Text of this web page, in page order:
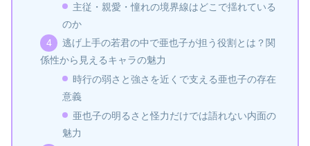
主従・親愛・憧れの境界線はどこで揺れている
のか
逃げ上手の若君の中で亜也子が担う役割とは？関
係性から見えるキャラの魅力
時行の弱さと強さを近くで支える亜也子の存在
意義
亜也子の明るさと怪力だけでは語れない内面の
魅力